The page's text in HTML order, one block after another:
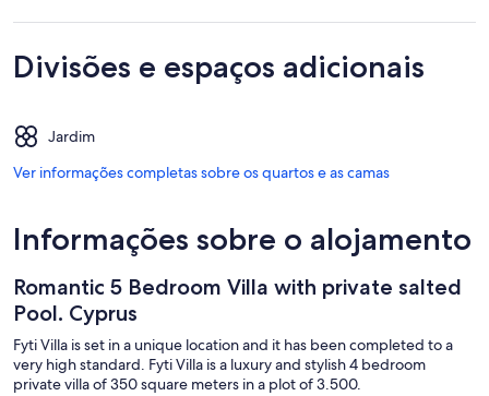
Divisões e espaços adicionais
Jardim
Ver informações completas sobre os quartos e as camas
Informações sobre o alojamento
Romantic 5 Bedroom Villa with private salted
Pool. Cyprus
Fyti Villa is set in a unique location and it has been completed to a
very high standard. Fyti Villa is a luxury and stylish 4 bedroom
private villa of 350 square meters in a plot of 3.500.